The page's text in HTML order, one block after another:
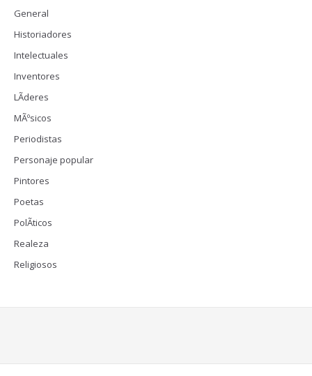
General
Historiadores
Intelectuales
Inventores
LÃ­deres
MÃºsicos
Periodistas
Personaje popular
Pintores
Poetas
PolÃ­ticos
Realeza
Religiosos